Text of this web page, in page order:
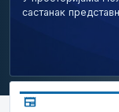
састанак
newspaper